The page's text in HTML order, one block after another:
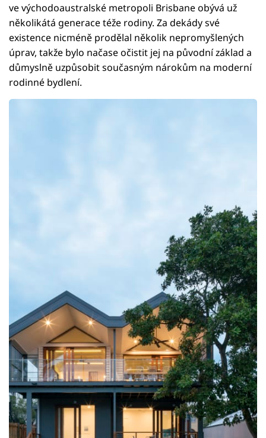
ve východoaustralské metropoli Brisbane obývá už
několikátá generace téže rodiny. Za dekády své
existence nicméně prodělal několik nepromyšlených
úprav, takže bylo načase očistit jej na původní základ a
důmyslně uzpůsobit současným nárokům na moderní
rodinné bydlení.